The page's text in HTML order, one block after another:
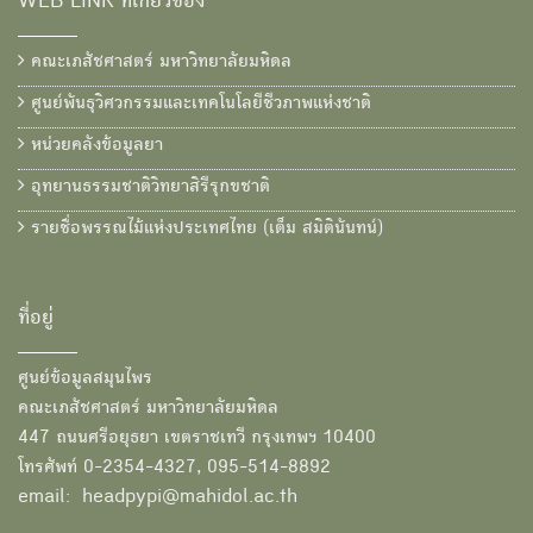
คณะเภสัชศาสตร์ มหาวิทยาลัยมหิดล
ศูนย์พันธุวิศวกรรมและเทคโนโลยีชีวภาพแห่งชาติ
หน่วยคลังข้อมูลยา
อุทยานธรรมชาติวิทยาสิรีรุกขชาติ
รายชื่อพรรณไม้แห่งประเทศไทย (เต็ม สมิตินันทน์)
ที่อยู่
ศูนย์ข้อมูลสมุนไพร
คณะเภสัชศาสตร์ มหาวิทยาลัยมหิดล
447 ถนนศรีอยุธยา เขตราชเทวี กรุงเทพฯ 10400
โทรศัพท์ 0-2354-4327, 095-514-8892
email: headpypi@mahidol.ac.th